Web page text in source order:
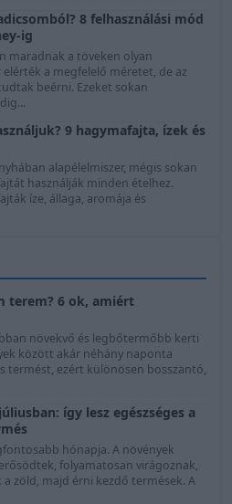
8 felhasználási mód
ig
maradnak a töveken olyan
a megfelelő méretet, de az
beérni. Ezeket sokan
9 hagymafajta, ízek és
alapélelmiszer, mégis sokan
használják minden ételhez.
íze, állaga, aromája és
terem? 6 ok, amiért
növekvő és legbőtermőbb kerti
között akár néhány naponta
termést, ezért különösen bosszantó,
így lesz egészséges a
hónapja. A növények
folyamatosan virágoznak,
zöld, majd érni kezdő termések. A